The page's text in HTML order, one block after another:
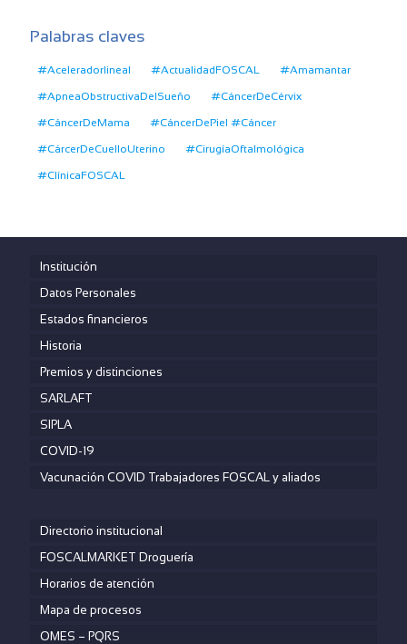
Palabras claves
#Aceleradorlineal #ActualidadFOSCAL #Amamantar
#ApneaObstructivaDelSueño #CáncerDeCérvix
#CáncerDeMama #CáncerDePiel #Cáncer
#CárcerDeCuelloUterino #CirugíaOftalmológica
#ClínicaFOSCAL
Institución
Datos Personales
Estados financieros
Historia
Premios y distinciones
SARLAFT
SIPLA
COVID-19
Vacunación COVID Trabajadores FOSCAL y aliados
Directorio institucional
FOSCALMARKET Droguería
Horarios de atención
Mapa de procesos
OMES – PQRS